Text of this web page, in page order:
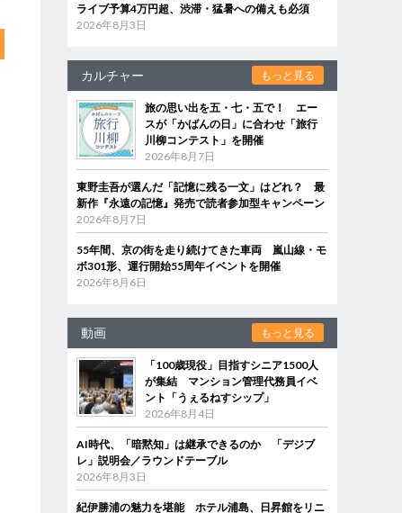
ライブ予算4万円超、渋滞・猛暑への備えも必須
2026年8月3日
カルチャー もっと見る
旅の思い出を五・七・五で！ エー
スが「かばんの日」に合わせ「旅行
川柳コンテスト」を開催
2026年8月7日
東野圭吾が選んだ「記憶に残る一文」はどれ？ 最
新作『永遠の記憶』発売で読者参加型キャンペーン
2026年8月7日
55年間、京の街を走り続けてきた車両 嵐山線・モ
ボ301形、運行開始55周年イベントを開催
2026年8月6日
動画 もっと見る
「100歳現役」目指すシニア1500人
が集結 マンション管理代務員イベ
ント「うぇるねすシップ」
2026年8月4日
AI時代、「暗黙知」は継承できるのか 「デジブ
レ」説明会／ラウンドテーブル
2026年8月3日
紀伊勝浦の魅力を堪能 ホテル浦島、日昇館をリニ